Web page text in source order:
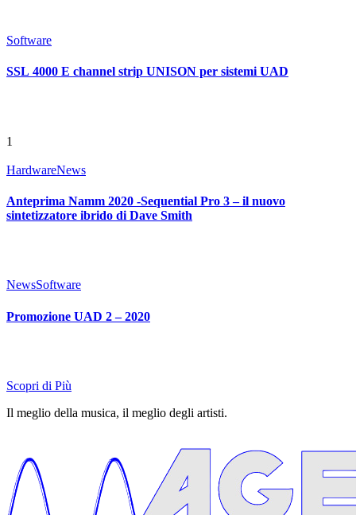
Software
SSL 4000 E channel strip UNISON per sistemi UAD
1
HardwareNews
Anteprima Namm 2020 -Sequential Pro 3 – il nuovo
sintetizzatore ibrido di Dave Smith
NewsSoftware
Promozione UAD 2 – 2020
Scopri di Più
Il meglio della musica, il meglio degli artisti.